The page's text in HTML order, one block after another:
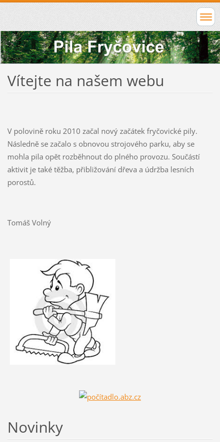
Vítejte na našem webu
V polovině roku 2010 začal nový začátek fryčovické pily.
Následně se začalo s obnovou strojového parku, aby se
mohla pila opět rozběhnout do plného provozu. Součástí
aktivit je také těžba, přibližování dřeva a údržba lesních
porostů.
Tomáš Volný
Novinky